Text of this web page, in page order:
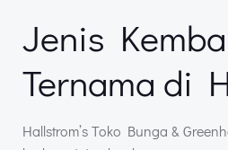
Jenis
Ternama di
Hallstrom’s Toko Bunga &